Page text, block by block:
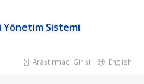
Yönetim Sistemi
Araştırmacı Girişi English